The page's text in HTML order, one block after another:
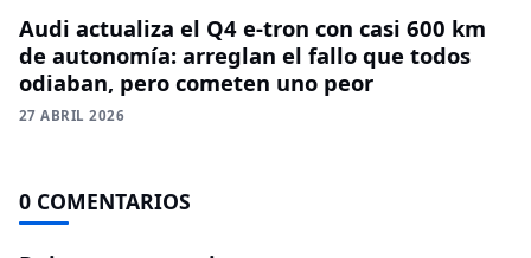
Audi actualiza el Q4 e-tron con casi 600 km
de autonomía: arreglan el fallo que todos
odiaban, pero cometen uno peor
27 ABRIL 2026
0 COMENTARIOS